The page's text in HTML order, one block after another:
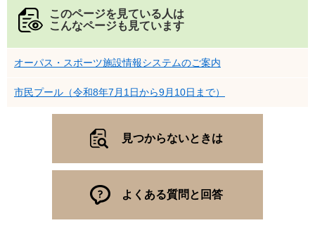
このページを見ている人は
こんなページも見ています
オーパス・スポーツ施設情報システムのご案内
市民プール（令和8年7月1日から9月10日まで）
見つからないときは
よくある質問と回答